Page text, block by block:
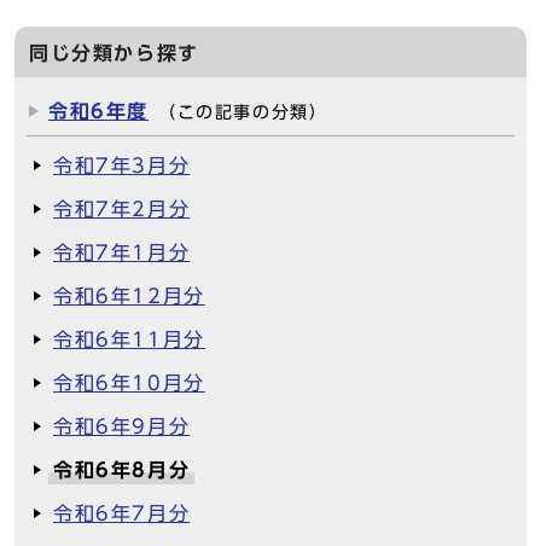
同じ分類から探す
令和6年度 （この記事の分類）
令和7年3月分
令和7年2月分
令和7年1月分
令和6年12月分
令和6年11月分
令和6年10月分
令和6年9月分
令和6年8月分
令和6年7月分